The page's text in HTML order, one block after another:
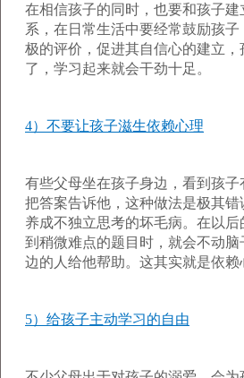
在相信孩子的同时，也要和孩子
系，在日常生活中要经常鼓励孩
极的评价，促进其自信心的建立
了，学习起来就会干劲十足。
4）不要让孩子滋生依赖心理
有些父母坐在孩子身边，看到孩
把答案告诉他，这种做法是极其
养成不独立思考的坏毛病。在以
到稍微难点的题目时，就会不动
边的人给他帮助。这其实就是依赖
5）给孩子主动学习的自由